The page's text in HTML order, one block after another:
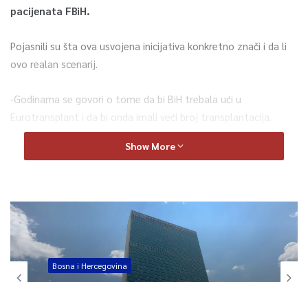
pacijenata FBiH.
Pojasnili su šta ova usvojena inicijativa konkretno znači i da li
ovo realan scenarij.
-Godinama se govori o tome da bi BiH trebala ući u
Eurotransplant i da bi onda imali veći broj transplantacija.
Sigurno da nam treba takva podrška na nivou cijele države jer
bez toga nema realnog priključivanja Eurotransplantu i mi
ako bude ovakav kao u ovih 20 godina u kojima se borimo i
pokušavamo, a niko nas ne sasluša – ne znam da li ćemo ući u
Eurotransplant. Za to moramo imati rezultate. Kada se organi
dobijaju od potencijalnih donora, oni se razdjeljuju između
zemalja koje su članice. BiH da bi ušla u Eurotransplant mora
Show More
Bosna i Hercegovina